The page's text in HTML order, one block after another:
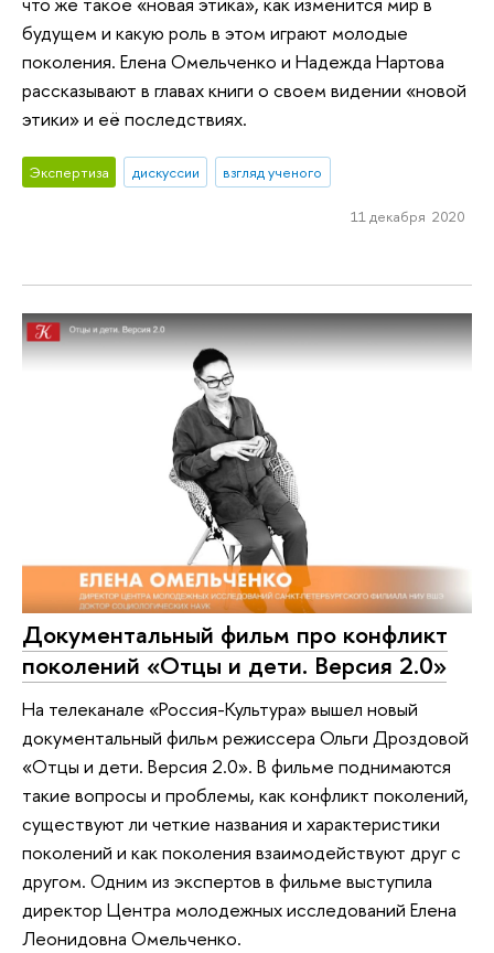
будущем и какую роль в этом играют молодые
поколения. Елена Омельченко и Надежда Нартова
рассказывают в главах книги о своем видении «новой
этики» и её последствиях.
Экспертиза дискуссии взгляд ученого
11 декабря 2020
Документальный фильм про конфликт
поколений «Отцы и дети. Версия 2.0»
На телеканале «Россия-Культура» вышел новый
документальный фильм режиссера Ольги Дроздовой
«Отцы и дети. Версия 2.0». В фильме поднимаются
такие вопросы и проблемы, как конфликт поколений,
существуют ли четкие названия и характеристики
поколений и как поколения взаимодействуют друг с
другом. Одним из экспертов в фильме выступила
директор Центра молодежных исследований Елена
Леонидовна Омельченко.